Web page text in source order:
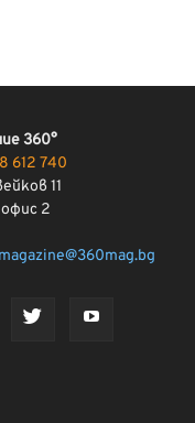
360°
612 740
11
2
magazine@360mag.bg